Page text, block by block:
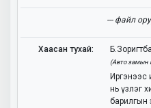
--- файл
Хаасан тухай:
(Авто замын
Иргэнээс
нь үзлэг
барилгын